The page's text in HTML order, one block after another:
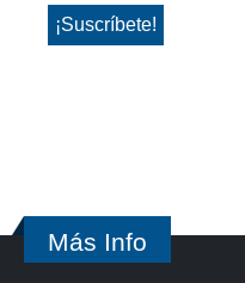
Más Info